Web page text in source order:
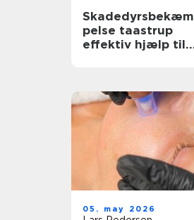
Skadedyrsbekæm
pelse taastrup
effektiv hjælp til
05. may 2026